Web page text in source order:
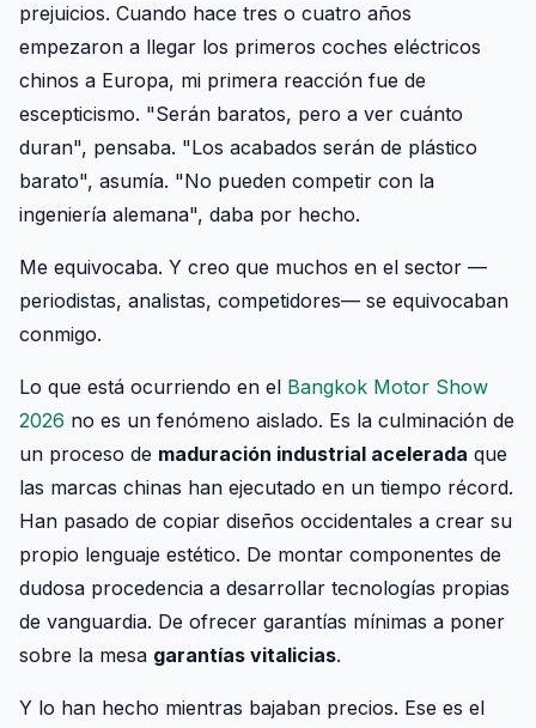
prejuicios. Cuando hace tres o cuatro años
empezaron a llegar los primeros coches eléctricos
chinos a Europa, mi primera reacción fue de
escepticismo. "Serán baratos, pero a ver cuánto
duran", pensaba. "Los acabados serán de plástico
barato", asumía. "No pueden competir con la
ingeniería alemana", daba por hecho.
Me equivocaba. Y creo que muchos en el sector —
periodistas, analistas, competidores— se equivocaban
conmigo.
Lo que está ocurriendo en el Bangkok Motor Show
2026 no es un fenómeno aislado. Es la culminación de
un proceso de maduración industrial acelerada que
las marcas chinas han ejecutado en un tiempo récord.
Han pasado de copiar diseños occidentales a crear su
propio lenguaje estético. De montar componentes de
dudosa procedencia a desarrollar tecnologías propias
de vanguardia. De ofrecer garantías mínimas a poner
sobre la mesa garantías vitalicias.
Y lo han hecho mientras bajaban precios. Ese es el